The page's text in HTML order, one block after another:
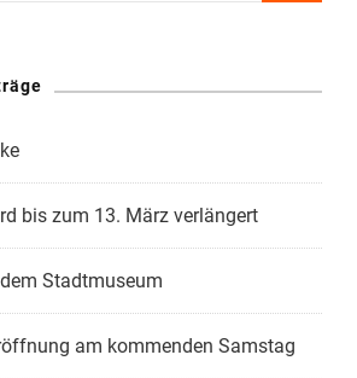
bis zum 13. März verlängert
Stadtmuseum
am kommenden Samstag